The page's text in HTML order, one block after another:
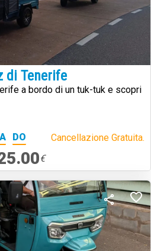
di Tenerife
a bordo di un tuk-tuk e scopri
DO Cancellazione Gratuita.
€